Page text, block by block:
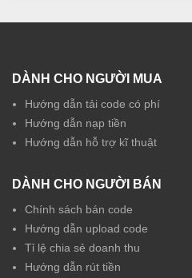
DÀNH CHO NGƯỜI MUA
Hướng dẫn tải code có phí
Hướng dẫn nạp tiền
Hướng dẫn hỗ trợ kĩ thuật
DÀNH CHO NGƯỜI BÁN
Chính sách bán code
Hướng dẫn upload code
Tỉ lệ chia sẻ doanh thu
Hướng dẫn rút tiền